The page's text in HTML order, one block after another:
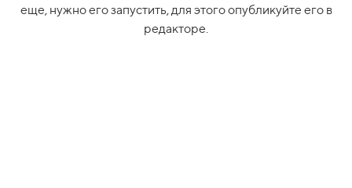
еще, нужно его запустить, для этого опубликуйте его в
редакторе.